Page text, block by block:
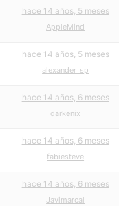
hace 14 años, 5 meses
AppleMind
hace 14 años, 5 meses
alexander_sp
hace 14 años, 6 meses
darkenix
hace 14 años, 6 meses
fabiesteve
hace 14 años, 6 meses
Javimarcal